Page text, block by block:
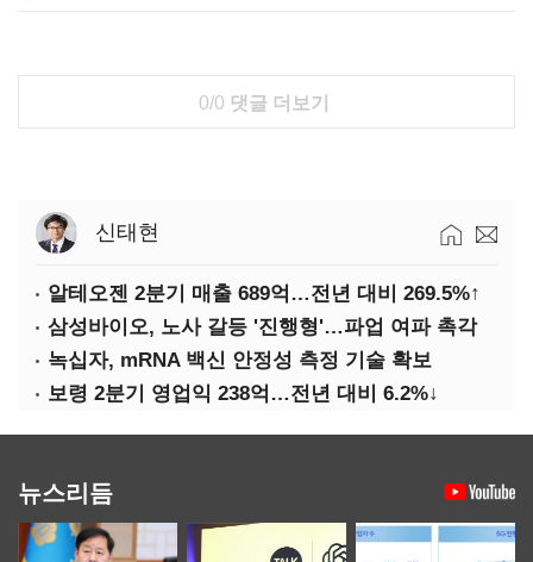
0/0 댓글 더보기
신태현
알테오젠 2분기 매출 689억…전년 대비 269.5%↑
삼성바이오, 노사 갈등 '진행형'…파업 여파 촉각
녹십자, mRNA 백신 안정성 측정 기술 확보
보령 2분기 영업익 238억…전년 대비 6.2%↓
뉴스리듬